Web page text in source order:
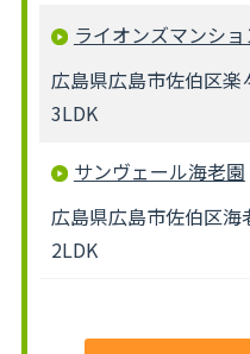
ライオンズマンシ
広島県広島市佐伯区楽
3LDK
サンヴェール海老園
広島県広島市佐伯区海
2LDK